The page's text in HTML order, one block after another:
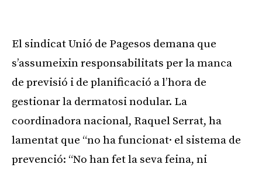
El sindicat Unió de Pagesos demana que
s’assumeixin responsabilitats per la manca
de previsió i de planificació a l’hora de
gestionar la dermatosi nodular. La
coordinadora nacional, Raquel Serrat, ha
lamentat que “no ha funcionat· el sistema de
prevenció: “No han fet la seva feina, ni